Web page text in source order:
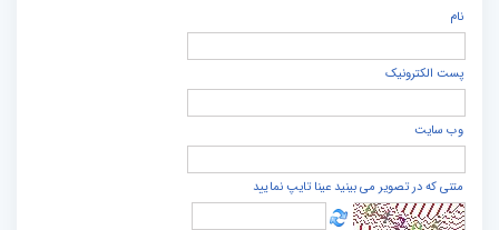
نام
پست الكترونيک
وب سایت
متنی که در تصویر می بینید عینا تایپ نمایید